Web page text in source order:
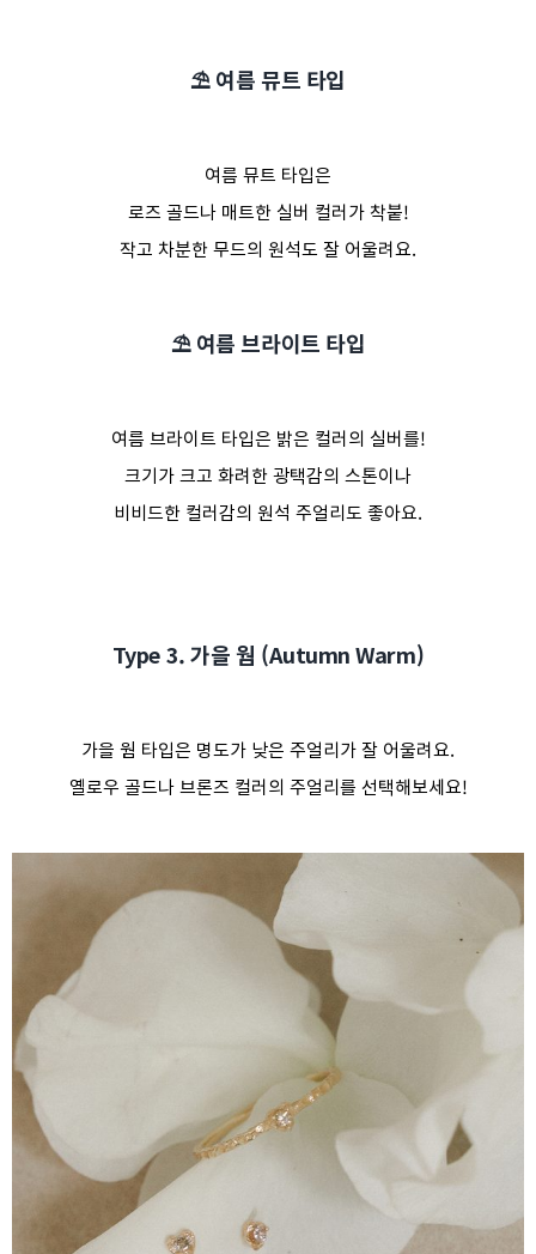
⛱️ 여름 뮤트 타입
여름 뮤트 타입은
로즈 골드나 매트한 실버 컬러가 착붙!
작고 차분한 무드의 원석도 잘 어울려요.
⛱️ 여름 브라이트 타입
여름 브라이트 타입은 밝은 컬러의 실버를!
크기가 크고 화려한 광택감의 스톤이나
비비드한 컬러감의 원석 주얼리도 좋아요.
Type 3. 가을 웜 (Autumn Warm)
가을 웜 타입은 명도가 낮은 주얼리가 잘 어울려요.
옐로우 골드나 브론즈 컬러의 주얼리를 선택해보세요!